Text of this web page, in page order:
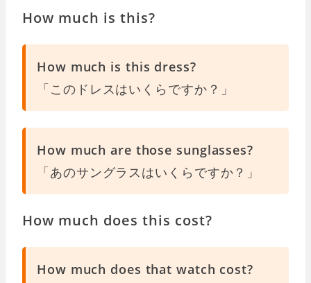
How much is this?
How much is this dress?
「このドレスはいくらですか？」
How much are those sunglasses?
「あのサングラスはいくらですか？」
How much does this cost?
How much does that watch cost?